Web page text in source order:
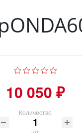
10 050 ₽
Количество